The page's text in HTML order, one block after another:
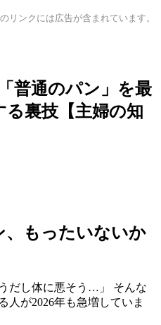
リンクには広告が含まれています。
普通のパン」を最
裏技【主婦の知
、もったいないか
だし体に悪そう…」 そんな
人が2026年も急増していま